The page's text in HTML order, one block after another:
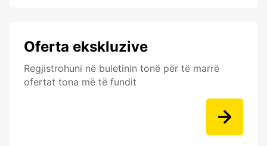
Oferta ekskluzive
Regjistrohuni në buletinin tonë për të marrë
ofertat tona më të fundit